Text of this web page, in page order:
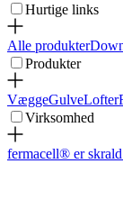
Hurtige links
Alle produkter
Produkter
VæggeGulveLofter
Virksomhed
fermacell® er